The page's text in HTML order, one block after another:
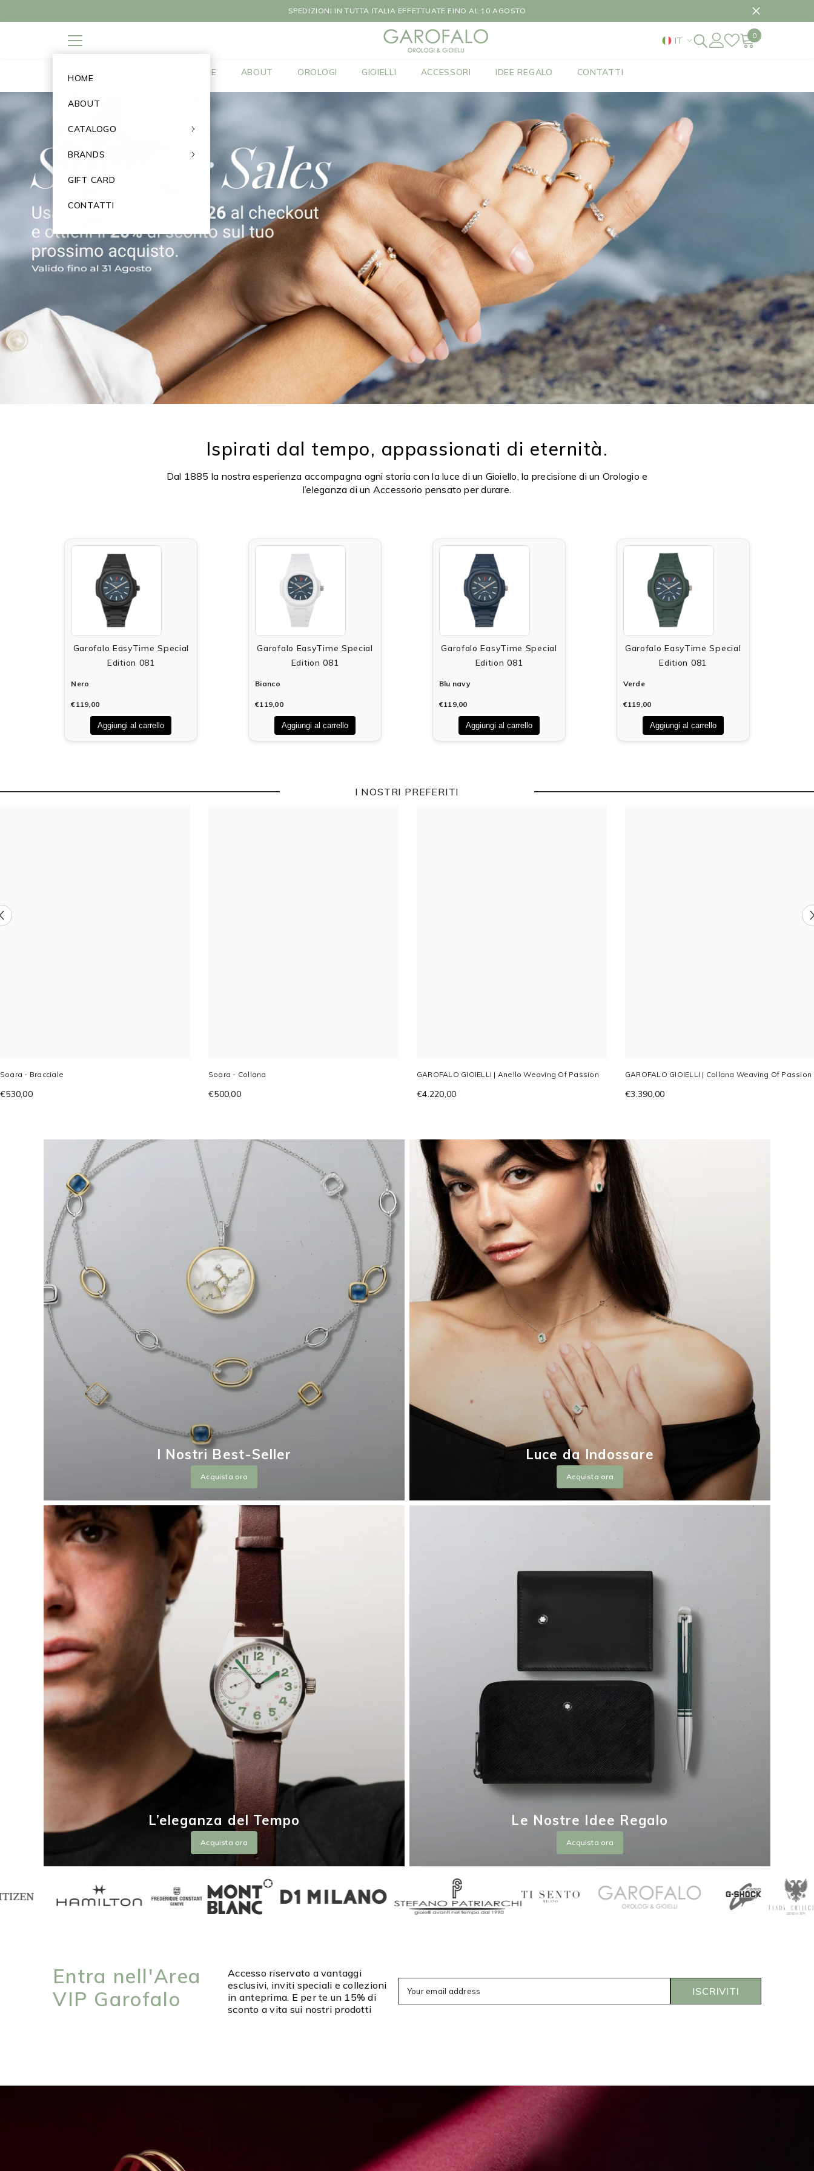
PER ORDINI SUCCESSIVI AL 10 AGOSTO LE SPEDIZIONI SARANNO EFFETTUATE DAL 2 SETTEMBRE
HOME
ABOUT
CATALOGO
BRANDS
GIFT CARD
CONTATTI
IT 00
HOME ABOUT OROLOGI GIOIELLI ACCESSORI IDEE REGALO CONTATTI
Ispirati dal tempo, appassionati di eternità.
Dal 1885 la nostra esperienza accompagna ogni storia con la luce di un Gioiello, la precisione di un Orologio e
l’eleganza di un Accessorio pensato per durare.
Garofalo EasyTime Special
Edition 081
Nero
€119,00
Aggiungi al carrello
Garofalo EasyTime Special
Edition 081
Bianco
€119,00
Aggiungi al carrello
Garofalo EasyTime Special
Edition 081
Blu navy
€119,00
Aggiungi al carrello
Garofalo EasyTime Special
Edition 081
Verde
€119,00
Aggiungi al carrello
I NOSTRI PREFERITI
Soara - Bracciale
€530,00
Soara - Collana
€500,00
GAROFALO GIOIELLI | Anello Weaving Of Passion
€4.220,00
GAROFALO GIOIELLI | Collana Weaving Of Passion
€3.390,00
I Nostri Best-Seller
Acquista ora
Luce da Indossare
Acquista ora
L’eleganza del Tempo
Acquista ora
Le Nostre Idee Regalo
Acquista ora
Entra nell'Area
VIP Garofalo
Accesso riservato a vantaggi
esclusivi, inviti speciali e collezioni
in anteprima. E per te un 15% di
sconto a vita sui nostri prodotti
Your email address ISCRIVITI